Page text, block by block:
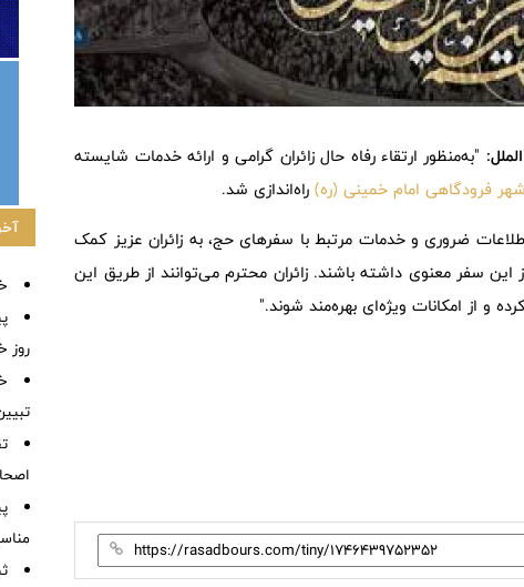
"به‌منظور ارتقاء رفاه حال زائران گرامی و ارائه خدمات شایسته
شهر فرودگاهی امام خمینی (ره) راه‌اندازی شد.
ضروری و خدمات مرتبط با سفرهای حج، به زائران عزیز کمک
سفر معنوی داشته باشند. زائران محترم می‌توانند از طریق این
و از امکانات ویژه‌ای بهره‌مند شوند."
روز